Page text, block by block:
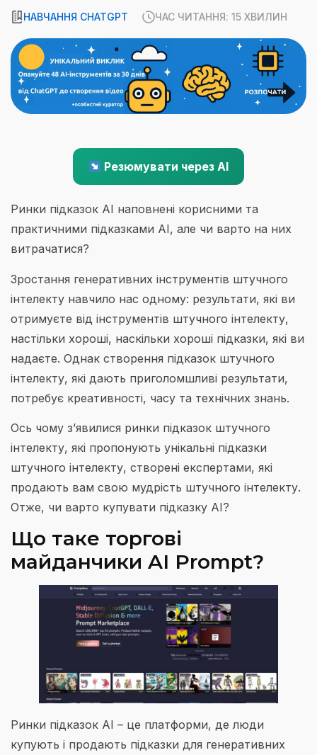
НАВЧАННЯ CHATGPT ЧАС ЧИТАННЯ: 15 ХВИЛИН
Резюмувати через AI
Ринки підказок AI наповнені корисними та
практичними підказками AI, але чи варто на них
витрачатися?
Зростання генеративних інструментів штучного
інтелекту навчило нас одному: результати, які ви
отримуєте від інструментів штучного інтелекту,
настільки хороші, наскільки хороші підказки, які ви
надаєте. Однак створення підказок штучного
інтелекту, які дають приголомшливі результати,
потребує креативності, часу та технічних знань.
Ось чому з’явилися ринки підказок штучного
інтелекту, які пропонують унікальні підказки
штучного інтелекту, створені експертами, які
продають вам свою мудрість штучного інтелекту.
Отже, чи варто купувати підказку AI?
Що таке торгові
майданчики AI Prompt?
Ринки підказок AI – це платформи, де люди
купують і продають підказки для генеративних